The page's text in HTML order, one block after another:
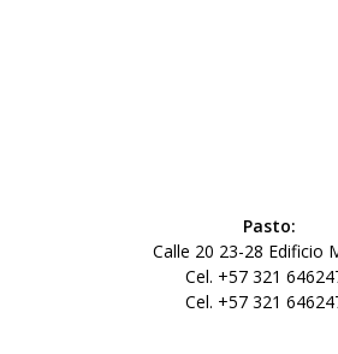
Pasto:
Calle 20 23-28 Edificio
Cel. +57 321
Cel. +57 321